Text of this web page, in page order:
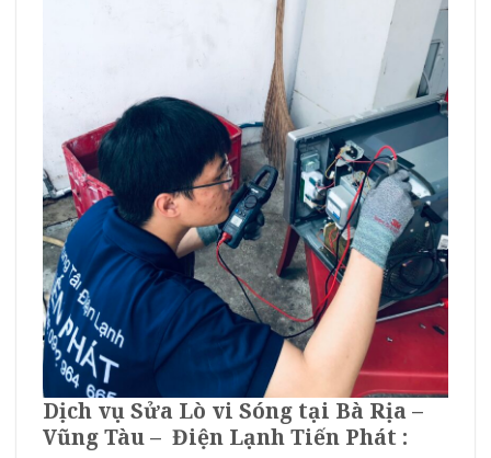
Dịch vụ Sửa Lò vi Sóng tại Bà Rịa –
Vũng Tàu – Điện Lạnh Tiến Phát :